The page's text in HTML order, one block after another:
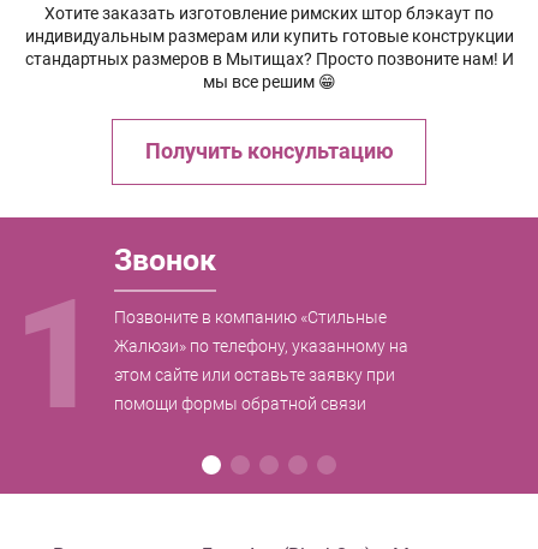
Хотите заказать изготовление римских штор блэкаут по
индивидуальным размерам или купить готовые конструкции
стандартных размеров в Мытищах? Просто позвоните нам! И
мы все решим 😁
Получить консультацию
1
Звонок
Позвоните в компанию «Стильные
Жалюзи» по телефону, указанному на
этом сайте или оставьте заявку при
помощи формы обратной связи